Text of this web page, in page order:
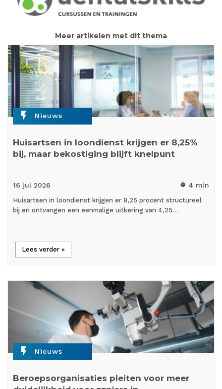
Meer artikelen met dit thema
flash_on Nieuws
Huisartsen in loondienst krijgen er 8,25%
bij, maar bekostiging blijft knelpunt
16 jul 2026 timer 4 min
Huisartsen in loondienst krijgen er 8,25 procent structureel
bij en ontvangen een eenmalige uitkering van 4,25…
Lees verder »
flash_on Nieuws
Beroepsorganisaties pleiten voor meer